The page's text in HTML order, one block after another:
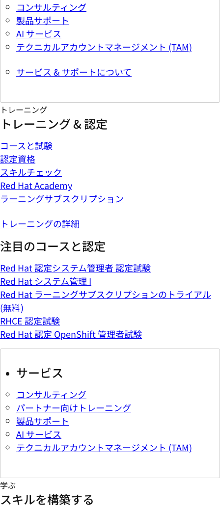
コンサルティング
製品サポート
AI サービス
テクニカルアカウントマネージメント (TAM)
サービス & サポートについて
トレーニング
トレーニング & 認定
コースと試験
認定資格
スキルチェック
Red Hat Academy
ラーニングサブスクリプション
トレーニングの詳細
注目のコースと認定
Red Hat 認定システム管理者 認定試験
Red Hat システム管理 I
Red Hat ラーニングサブスクリプションのトライアル
(無料)
RHCE 認定試験
Red Hat 認定 OpenShift 管理者試験
サービス
コンサルティング
パートナー向けトレーニング
製品サポート
AI サービス
テクニカルアカウントマネージメント (TAM)
学ぶ
スキルを構築する